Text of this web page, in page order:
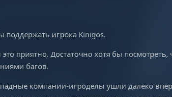
поддержать игрока Kinigos.
это приятно. Достаточно хотя бы посмотреть,
багов.
компании-игроделы ушли далеко